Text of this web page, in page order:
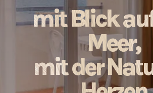
mit Blick
Meer,
mit der